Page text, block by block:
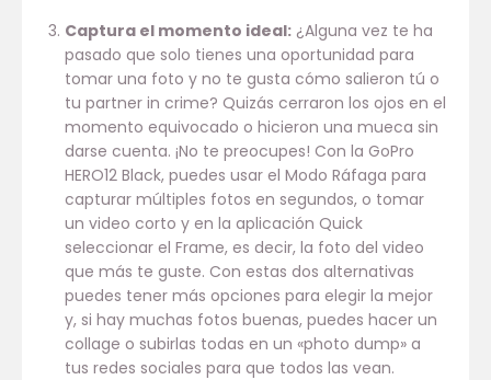
Captura el momento ideal:¿Alguna vez te ha
pasado que solo tienes una oportunidad para
tomar una foto y no te gusta cómo salieron tú o
tu partner in crime? Quizás cerraron los ojos en el
momento equivocado o hicieron una mueca sin
darse cuenta. ¡No te preocupes! Con la GoPro
HERO12 Black, puedes usar el Modo Ráfaga para
capturar múltiples fotos en segundos, o tomar
un video corto y en la aplicación Quick
seleccionar el Frame, es decir, la foto del video
que más te guste. Con estas dos alternativas
puedes tener más opciones para elegir la mejor
y, si hay muchas fotos buenas, puedes hacer un
collage o subirlas todas en un «photo dump» a
tus redes sociales para que todos las vean.